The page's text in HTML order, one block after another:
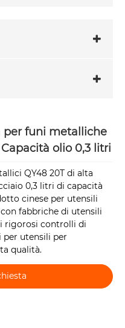
per funi metalliche
olio 0,3 litri
QY48 20T di alta
0,3 litri di capacità
cinese per utensili
fabbriche di utensili
rigorosi controlli di
utensili per
qualità.